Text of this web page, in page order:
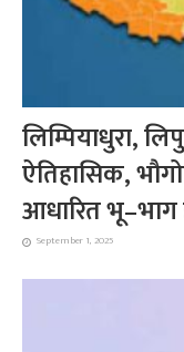
लिम्पियाधुरा,
ऐतिहासिक,
आधारित भू–भाग
September 1, 2025